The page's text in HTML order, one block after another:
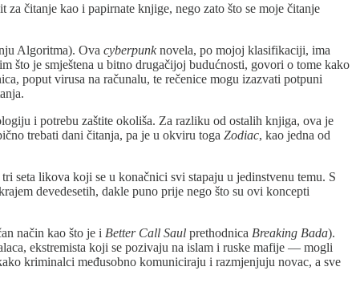
čitanje kao i papirnate knjige, nego zato što se moje čitanje
Algoritma). Ova cyberpunknovela, po mojoj klasifikaciji, ima
što je smještena u bitno drugačijoj budućnosti, govori o tome kako
poput virusa na računalu, te rečenice mogu izazvati potpuni
i potrebu zaštite okoliša. Za razliku od ostalih knjiga, ova je
trebati dani čitanja, pa je u okviru toga Zodiac, kao jedna od
seta likova koji se u konačnici svi stapaju u jedinstvenu temu. S
devedesetih, dakle puno prije nego što su ovi koncepti
način kao što je i Better Call Saul prethodnica Breaking Bada).
ekstremista koji se pozivaju na islam i ruske mafije — mogli
kriminalci međusobno komuniciraju i razmjenjuju novac, a sve